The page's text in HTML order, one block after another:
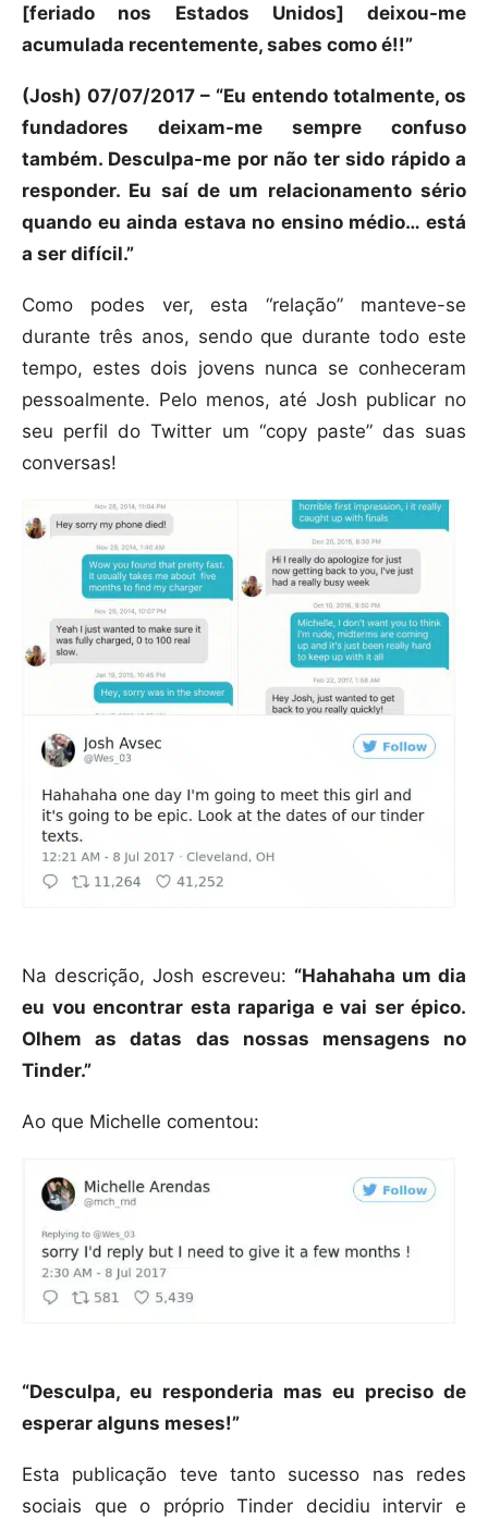
[feriado nos Estados Unidos] deixou-me
acumulada recentemente, sabes como é!!”
(Josh) 07/07/2017 – “Eu entendo totalmente, os
fundadores deixam-me sempre confuso
também. Desculpa-me por não ter sido rápido a
responder. Eu saí de um relacionamento sério
quando eu ainda estava no ensino médio… está
a ser difícil.”
Como podes ver, esta “relação” manteve-se
durante três anos, sendo que durante todo este
tempo, estes dois jovens nunca se conheceram
pessoalmente. Pelo menos, até Josh publicar no
seu perfil do Twitter um “copy paste” das suas
conversas!
Na descrição, Josh escreveu: “Hahahaha um dia
eu vou encontrar esta rapariga e vai ser épico.
Olhem as datas das nossas mensagens no
Tinder.”
Ao que Michelle comentou:
“Desculpa, eu responderia mas eu preciso de
esperar alguns meses!”
Esta publicação teve tanto sucesso nas redes
sociais que o próprio Tinder decidiu intervir e